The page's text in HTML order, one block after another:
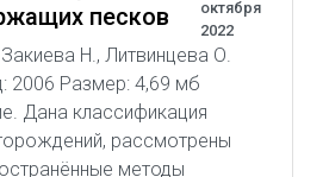
песков
октября
2022
Н., Литвинцева О.
2006 Размер: 4,69 мб
Дана классификация
рассмотрены
методы